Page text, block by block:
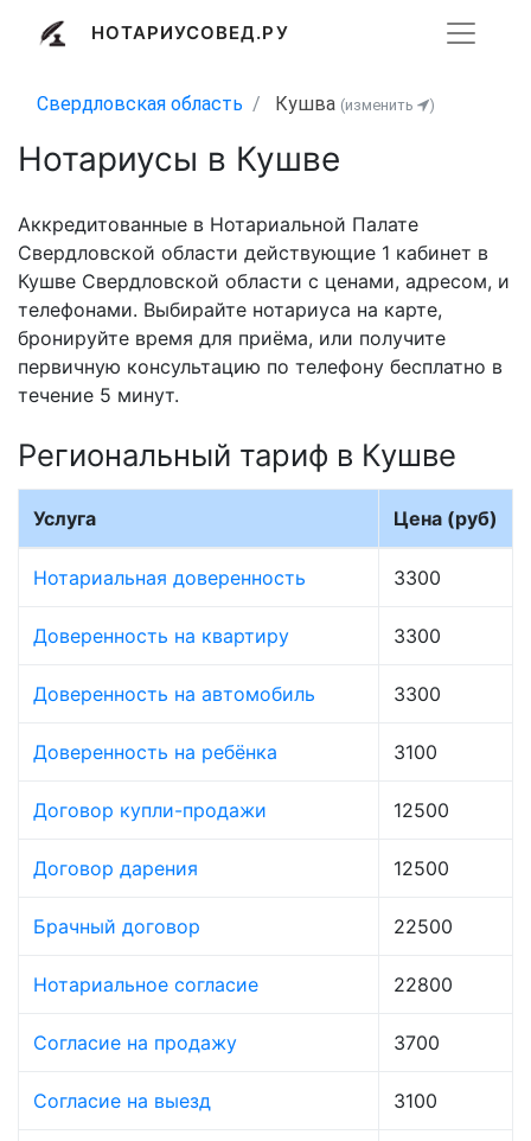
НОТАРИУСОВЕД.РУ
Свердловская область Кушва (изменить )
Нотариусы в Кушве
Аккредитованные в Нотариальной Палате
Свердловской области действующие 1 кабинет в
Кушве Свердловской области с ценами, адресом, и
телефонами. Выбирайте нотариуса на карте,
бронируйте время для приёма, или получите
первичную консультацию по телефону бесплатно в
течение 5 минут.
Региональный тариф в Кушве
Услуга Цена (руб)
Нотариальная доверенность 3300
Доверенность на квартиру 3300
Доверенность на автомобиль 3300
Доверенность на ребёнка 3100
Договор купли-продажи 12500
Договор дарения 12500
Брачный договор 22500
Нотариальное согласие 22800
Согласие на продажу 3700
Согласие на выезд 3100